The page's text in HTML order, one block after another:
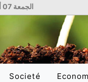
الجمعة 07 أوت 2026
Societé